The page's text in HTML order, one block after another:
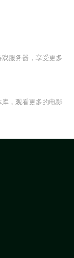
服务器，享受更多
，观看更多的电影